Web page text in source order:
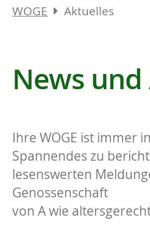
WOGE Aktuelles
News
Ihre WOGE ist immer
Spannendes zu
lesenswerten
Genossenschaft
von A wie